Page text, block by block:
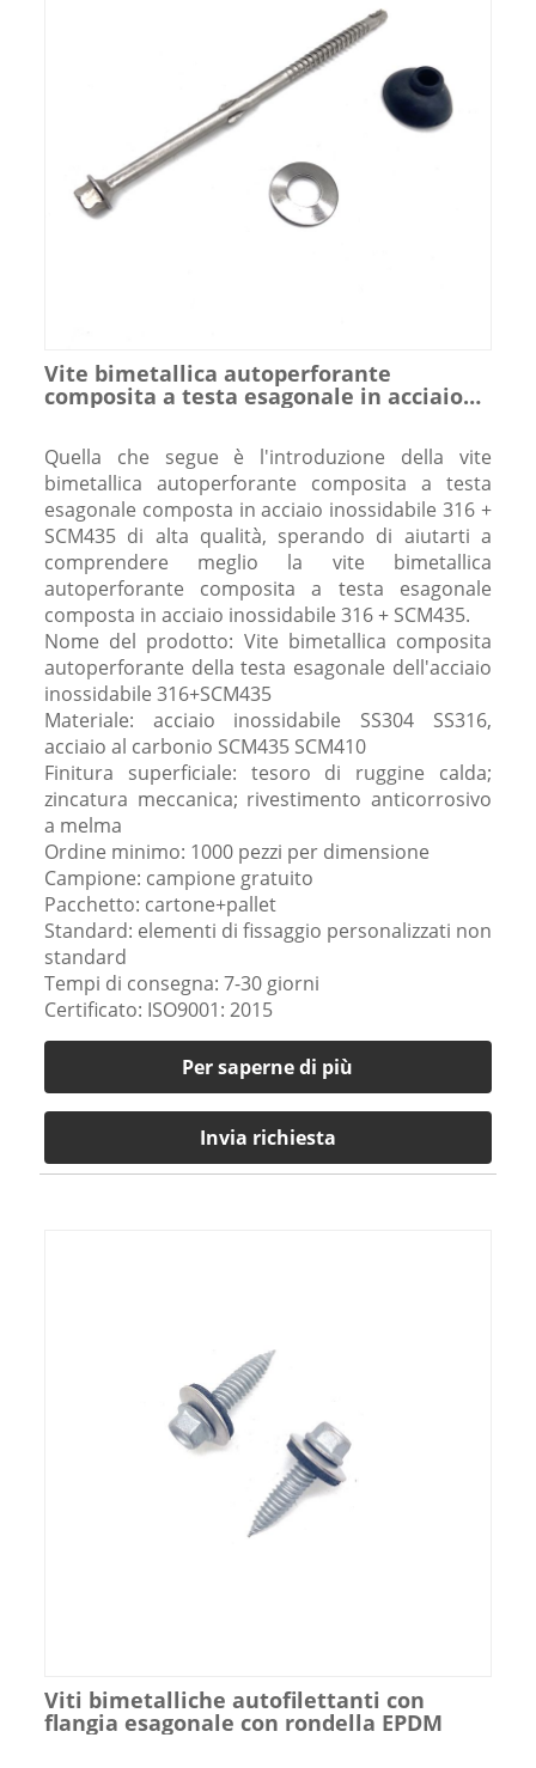
Vite bimetallica autoperforante
composita a testa esagonale in acciaio
Quella che segue è l'introduzione della vite
bimetallica autoperforante composita a testa
esagonale composta in acciaio inossidabile 316 +
SCM435 di alta qualità, sperando di aiutarti a
comprendere meglio la vite bimetallica
autoperforante composita a testa esagonale
composta in acciaio inossidabile 316 + SCM435.
Nome del prodotto: Vite bimetallica composita
autoperforante della testa esagonale dell'acciaio
inossidabile 316+SCM435
Materiale: acciaio inossidabile SS304 SS316,
acciaio al carbonio SCM435 SCM410
Finitura superficiale: tesoro di ruggine calda;
zincatura meccanica; rivestimento anticorrosivo
a melma
Ordine minimo: 1000 pezzi per dimensione
Campione: campione gratuito
Pacchetto: cartone+pallet
Standard: elementi di fissaggio personalizzati non
standard
Tempi di consegna: 7-30 giorni
Certificato: ISO9001: 2015
Per saperne di più
Invia richiesta
Viti bimetalliche autofilettanti con
flangia esagonale con rondella EPDM